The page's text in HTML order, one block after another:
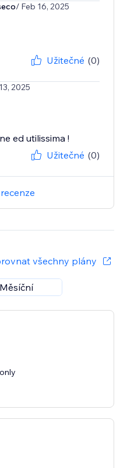
/ Feb 16, 2025
Užitečné (0)
2025
ed utilissima !
Užitečné (0)
všechny plány
Měsíční